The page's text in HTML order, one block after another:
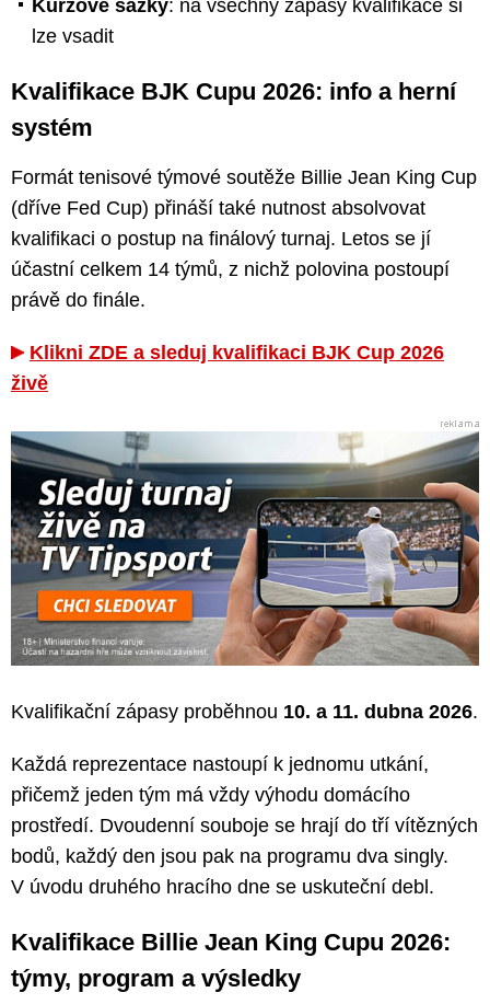
Kurzové sázky: na všechny zápasy kvalifikace si
lze vsadit
Kvalifikace BJK Cupu 2026: info a herní
systém
Formát tenisové týmové soutěže Billie Jean King Cup
(dříve Fed Cup) přináší také nutnost absolvovat
kvalifikaci o postup na finálový turnaj. Letos se jí
účastní celkem 14 týmů, z nichž polovina postoupí
právě do finále.
Klikni ZDE a sleduj kvalifikaci BJK Cup 2026
živě
Kvalifikační zápasy proběhnou 10. a 11. dubna 2026.
Každá reprezentace nastoupí k jednomu utkání,
přičemž jeden tým má vždy výhodu domácího
prostředí. Dvoudenní souboje se hrají do tří vítězných
bodů, každý den jsou pak na programu dva singly.
V úvodu druhého hracího dne se uskuteční debl.
Kvalifikace Billie Jean King Cupu 2026:
týmy, program a výsledky